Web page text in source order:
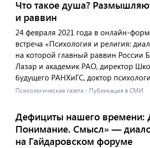
Что такое душа?
и раввин
24 февраля 2021 года в онлайн-
встреча «Психология и религия:
на которой главный раввин России
Лазар и академик РАО, директор
будущего РАНХиГС, доктор
Психологическая газета - Публикация в СМИ
Дефициты нашего времени:
Понимание. Смысл» —
на Гайдаровском форуме